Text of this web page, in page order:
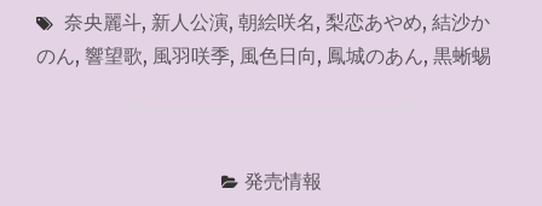
蜴
（新
階
奈央麗斗, 新人公演, 朝絵咲名, 梨恋あやめ, 結沙か
のん, 響望歌, 風羽咲季, 風色日向, 鳳城のあん, 黒蜥蜴
発売情報